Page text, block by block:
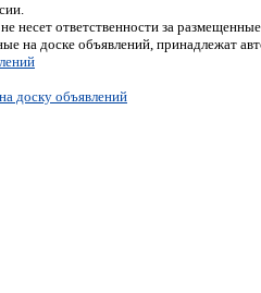
несет ответственности за
на доске объявлений, принадлежат
доску объявлений